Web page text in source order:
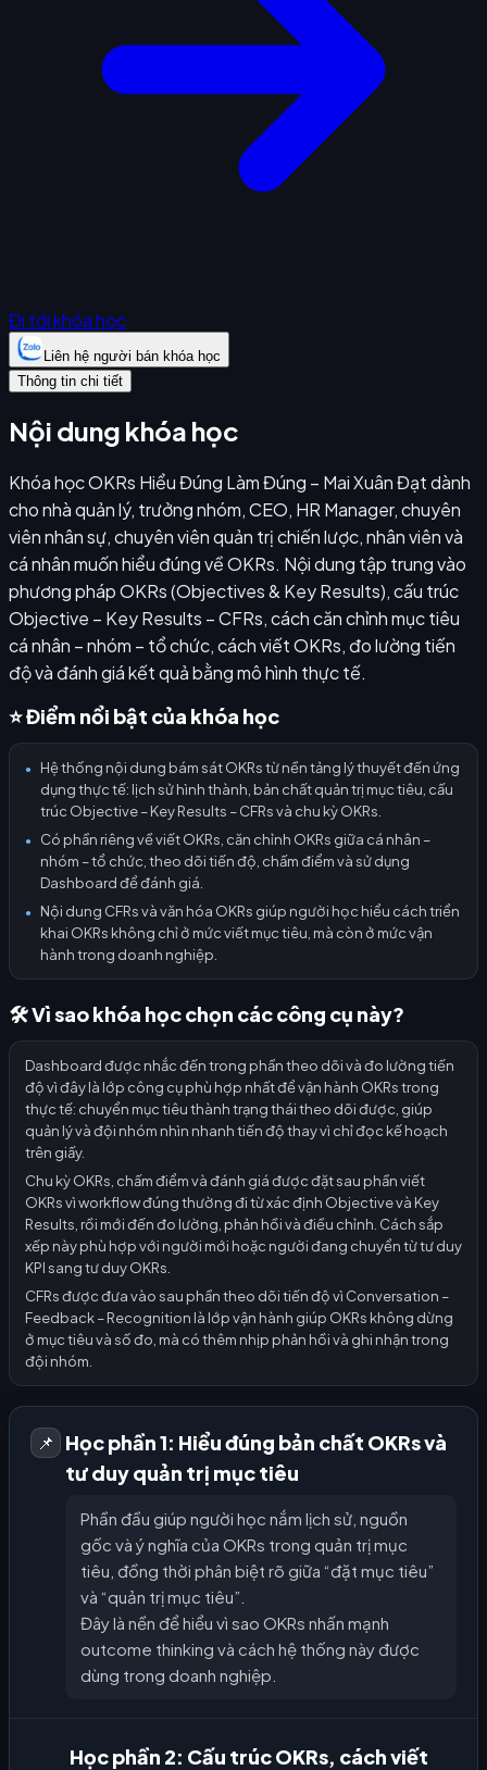
Đi tới khóa học
Liên hệ người bán khóa học
Thông tin chi tiết
Nội dung khóa học
Khóa học OKRs Hiểu Đúng Làm Đúng – Mai Xuân Đạt dành
cho nhà quản lý, trưởng nhóm, CEO, HR Manager, chuyên
viên nhân sự, chuyên viên quản trị chiến lược, nhân viên và
cá nhân muốn hiểu đúng về OKRs. Nội dung tập trung vào
phương pháp OKRs (Objectives & Key Results), cấu trúc
Objective – Key Results – CFRs, cách căn chỉnh mục tiêu
cá nhân – nhóm – tổ chức, cách viết OKRs, đo lường tiến
độ và đánh giá kết quả bằng mô hình thực tế.
⭐ Điểm nổi bật của khóa học
●
Hệ thống nội dung bám sát OKRs từ nền tảng lý thuyết đến ứng
dụng thực tế: lịch sử hình thành, bản chất quản trị mục tiêu, cấu
trúc Objective – Key Results – CFRs và chu kỳ OKRs.
●
Có phần riêng về viết OKRs, căn chỉnh OKRs giữa cá nhân –
nhóm – tổ chức, theo dõi tiến độ, chấm điểm và sử dụng
Dashboard để đánh giá.
●
Nội dung CFRs và văn hóa OKRs giúp người học hiểu cách triển
khai OKRs không chỉ ở mức viết mục tiêu, mà còn ở mức vận
hành trong doanh nghiệp.
🛠️ Vì sao khóa học chọn các công cụ này?
Dashboard được nhắc đến trong phần theo dõi và đo lường tiến
độ vì đây là lớp công cụ phù hợp nhất để vận hành OKRs trong
thực tế: chuyển mục tiêu thành trạng thái theo dõi được, giúp
quản lý và đội nhóm nhìn nhanh tiến độ thay vì chỉ đọc kế hoạch
trên giấy.
Chu kỳ OKRs, chấm điểm và đánh giá được đặt sau phần viết
OKRs vì workflow đúng thường đi từ xác định Objective và Key
Results, rồi mới đến đo lường, phản hồi và điều chỉnh. Cách sắp
xếp này phù hợp với người mới hoặc người đang chuyển từ tư duy
KPI sang tư duy OKRs.
CFRs được đưa vào sau phần theo dõi tiến độ vì Conversation –
Feedback – Recognition là lớp vận hành giúp OKRs không dừng
ở mục tiêu và số đo, mà có thêm nhịp phản hồi và ghi nhận trong
đội nhóm.
📌
Học phần 1: Hiểu đúng bản chất OKRs và
tư duy quản trị mục tiêu
Phần đầu giúp người học nắm lịch sử, nguồn
gốc và ý nghĩa của OKRs trong quản trị mục
tiêu, đồng thời phân biệt rõ giữa “đặt mục tiêu”
và “quản trị mục tiêu”.
Đây là nền để hiểu vì sao OKRs nhấn mạnh
outcome thinking và cách hệ thống này được
dùng trong doanh nghiệp.
Học phần 2: Cấu trúc OKRs, cách viết